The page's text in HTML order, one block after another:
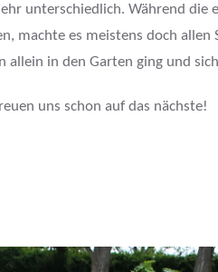
unterschiedlich. Während
es meistens doch allen
in den Garten ging und
uns schon auf das nächste!